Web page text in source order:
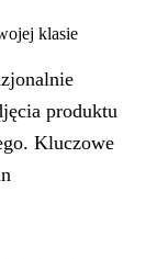
klasie
produktu
Kluczowe